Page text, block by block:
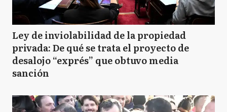
Ley de inviolabilidad de la propiedad
privada: De qué se trata el proyecto de
desalojo “exprés” que obtuvo media
sanción